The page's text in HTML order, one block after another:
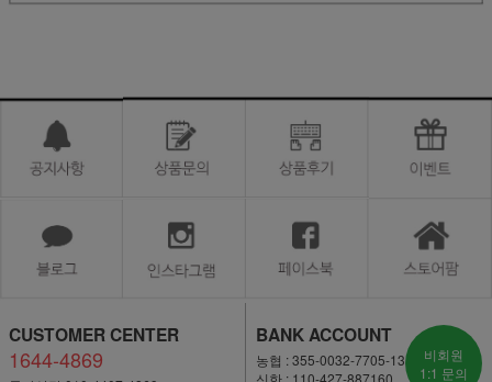
CUSTOMER CENTER
1644-4869
BANK ACCOUNT
농협 : 355-0032-7705-13
신한 : 110-427-887160
비회원
1:1 문의